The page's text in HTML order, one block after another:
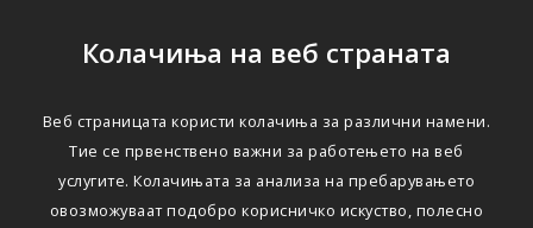
Колачиња на веб страната
Веб страницата користи колачиња за различни намени.
Тие се првенствено важни за работењето на веб
услугите. Колачињата за анализа на пребарувањето
овозможуваат подобро корисничко искуство, полесно